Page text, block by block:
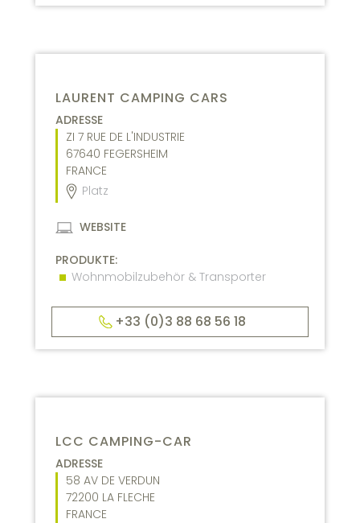
LAURENT CAMPING CARS
ADRESSE
ZI 7 RUE DE L'INDUSTRIE
67640 FEGERSHEIM
FRANCE
Platz
WEBSITE
PRODUKTE:
Wohnmobilzubehör & Transporter
+33 (0)3 88 68 56 18
LCC CAMPING-CAR
ADRESSE
58 AV DE VERDUN
72200 LA FLECHE
FRANCE